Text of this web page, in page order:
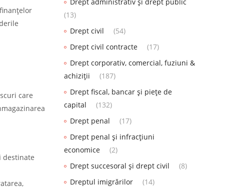
care
destinate
Drept administrativ și drept public
(13)
Drept civil
(54)
Drept civil contracte
(17)
Drept corporativ, comercial, fuziuni &
achiziții
(187)
Drept fiscal, bancar și piețe de
capital
(132)
Drept penal
(17)
Drept penal și infracțiuni
economice
(2)
Drept succesoral și drept civil
(8)
Dreptul imigrărilor
(14)